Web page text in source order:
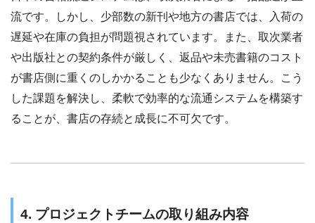
流です。しかし、少部数の新刊や地方の書店では、入荷の
遅延や在庫の負担が問題視されています。また、取次業者
や出版社との契約条件が厳しく、返品や未売書籍のコスト
が書店側に重くのしかかることも少なくありません。こう
した課題を解決し、柔軟で効率的な流通システムを構築す
ることが、書店の存続と成長に不可欠です。
4. プロジェクトチームの取り組み内容